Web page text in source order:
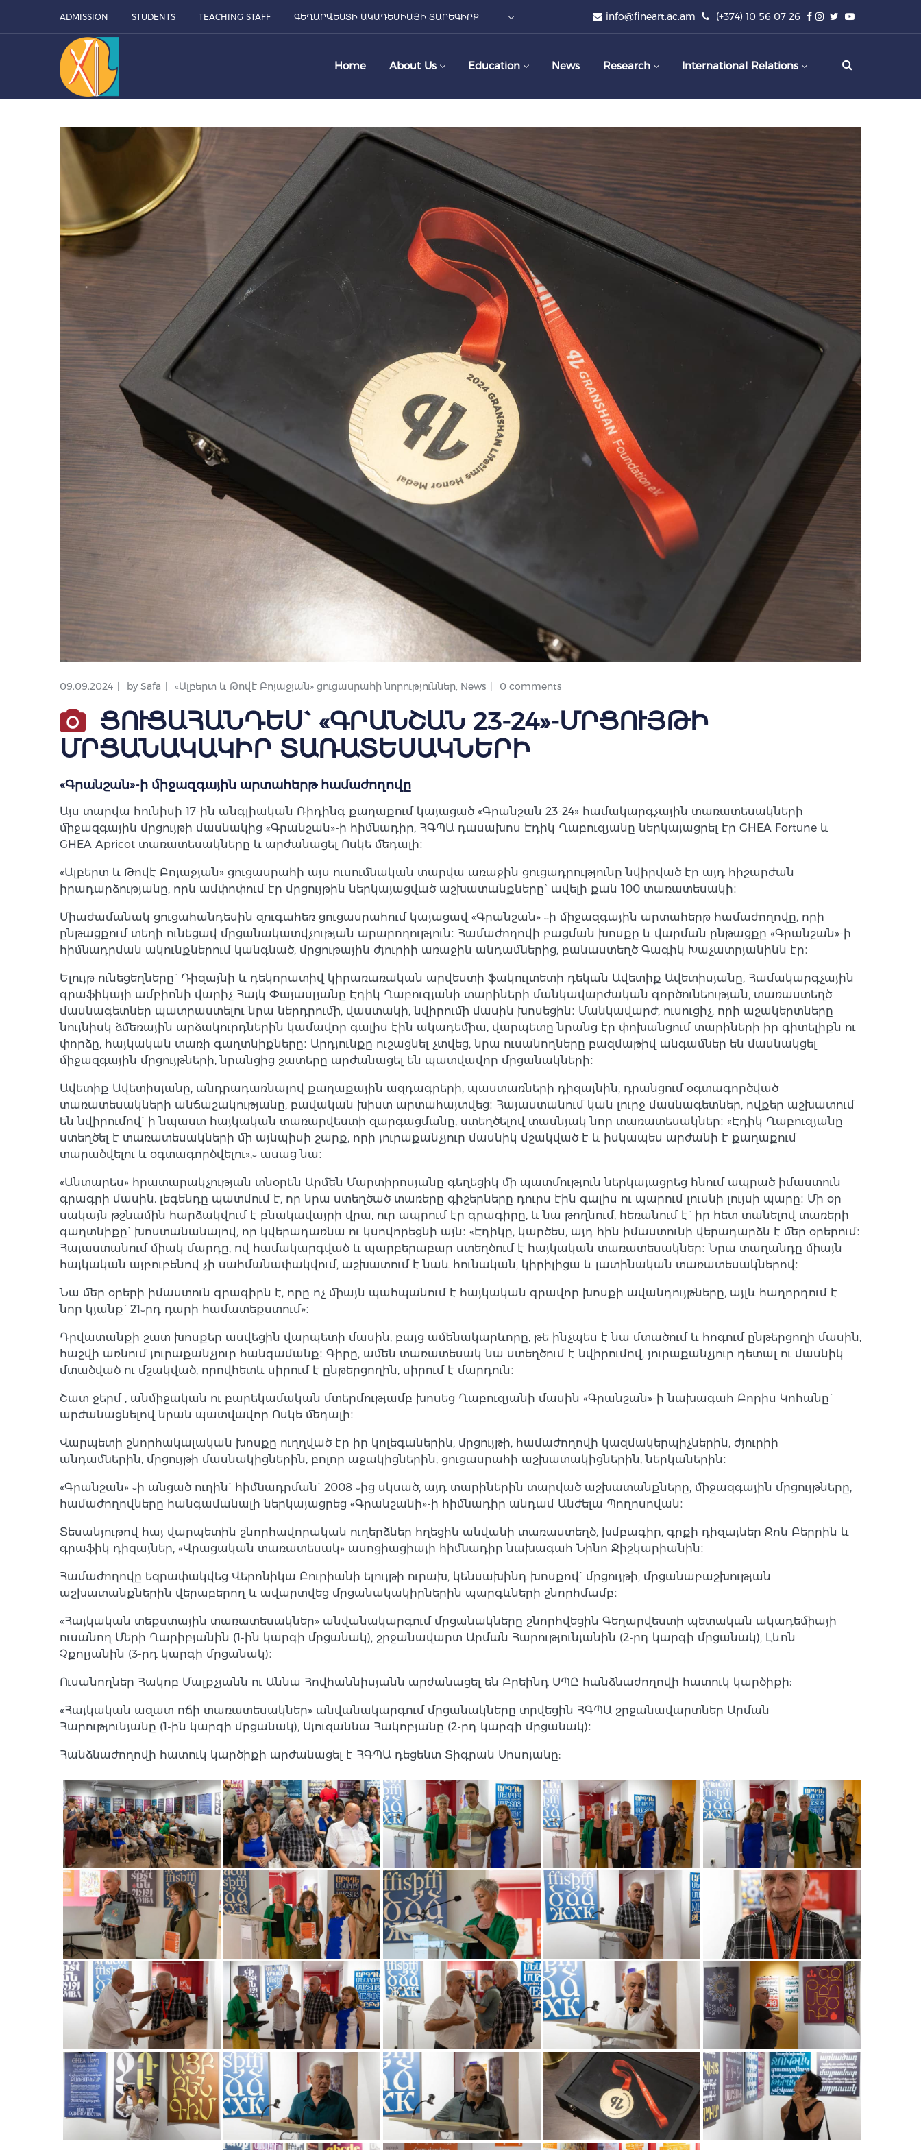
ADMISSION STUDENTS TEACHING STAFF ԳԵՂԱՐՎԵՍՏԻ ԱԿԱԴԵՄԻԱՅԻ ՏԱՐԵԳԻՐՔ info@fineart.ac.am (+374) 10 56 07 26
Home About Us Education News Research International Relations
09.09.2024 by Safa «Ալբերտ և Թովէ Բոյաջյան» ցուցասրահի նորություններ, News 0 comments
ՑՈՒՑԱՀԱՆԴԵՍ` «ԳՐԱՆՇԱՆ 23-24»-ՄՐՑՈՒՅԹԻ
ՄՐՑԱՆԱԿԱԿԻՐ ՏԱՌԱՏԵՍԱԿՆԵՐԻ
«Գրանշան»-ի միջազգային արտահերթ համաժողովը
Այս տարվա հունիսի 17-ին անգլիական Ռիդինգ քաղաքում կայացած «Գրանշան 23-24» համակարգչային տառատեսակների
միջազգային մրցույթի մասնակից «Գրանշան»-ի հիմնադիր, ՀԳՊԱ դասախոս Էդիկ Ղաբուզյանը ներկայացրել էր GHEA Fortune և
GHEA Apricot տառատեսակները և արժանացել Ոսկե մեդալի։
«Ալբերտ և Թովէ Բոյաջյան» ցուցասրահի այս ուսումնական տարվա առաջին ցուցադրությունը նվիրված էր այդ հիշարժան
իրադարձությանը, որն ամփոփում էր մրցույթին ներկայացված աշխատանքները` ավելի քան 100 տառատեսակի։
Միաժամանակ ցուցահանդեսին զուգահեռ ցուցասրահում կայացավ «Գրանշան» ֊ի միջազգային արտահերթ համաժողովը, որի
ընթացքում տեղի ունեցավ մրցանակատվչության արարողություն։ Համաժողովի բացման խոսքը և վարման ընթացքը «Գրանշան»-ի
հիմնադրման ակունքներում կանգնած, մրցութային ժյուրիի առաջին անդամներից, բանաստեղծ Գագիկ Խաչատրյանինն էր։
Ելույթ ունեցեղները` Դիզայնի և դեկորատիվ կիրառառական արվեստի ֆակուլտետի դեկան Ավետիք Ավետիսյանը, Համակարգչային
գրաֆիկայի ամբիոնի վարիչ Հայկ Փայասլյանը Էդիկ Ղաբուզյանի տարիների մանկավարժական գործունեության, տառաստեղծ
մասնագետներ պատրաստելու նրա ներդրումի, վաստակի, նվիրումի մասին խոսեցին։ Մանկավարժ, ուսուցիչ, որի աշակերտները
նույնիսկ ձմեռային արձակուրդներին կամավոր գալիս էին ակադեմիա, վարպետը նրանց էր փոխանցում տարիների իր գիտելիքն ու
փորձը, հայկական տառի գաղտնիքները։ Արդյունքը ուշացնել չտվեց, նրա ուսանողները բազմաթիվ անգամներ են մասնակցել
միջազգային մրցույթների, նրանցից շատերը արժանացել են պատվավոր մրցանակների։
Ավետիք Ավետիսյանը, անդրադառնալով քաղաքային ազդագրերի, պաստառների դիզայնին, դրանցում օգտագործված
տառատեսակների անճաշակությանը, բավական խիստ արտահայտվեց։ Հայաստանում կան լուրջ մասնագետներ, ովքեր աշխատում
են նվիրումով` ի նպաստ հայկական տառարվեստի զարգացմանը, ստեղծելով տասնյակ նոր տառատեսակներ։ «Էդիկ Ղաբուզյանը
ստեղծել է տառատեսակների մի այնպիսի շարք, որի յուրաքանչյուր մասնիկ մշակված է և իսկապես արժանի է քաղաքում
տարածվելու և օգտագործվելու»,֊ ասաց նա։
«Անտարես» հրատարակչության տնօրեն Արմեն Մարտիրոսյանը գեղեցիկ մի պատմություն ներկայացրեց հնում ապրած իմաստուն
գրագրի մասին. լեգենդը պատմում է, որ նրա ստեղծած տառերը գիշերները դուրս էին գալիս ու պարում լուսնի լույսի պարը։ Մի օր
սակայն թշնամին հարձակվում է բնակավայրի վրա, ուր ապրում էր գրագիրը, և նա թողնում, հեռանում է` իր հետ տանելով տառերի
գաղտնիքը` խոստանանալով, որ կվերադառնա ու կսովորեցնի այն։ «Էդիկը, կարծես, այդ հին իմաստունի վերադարձն է մեր օրերում։
Հայաստանում միակ մարդը, ով համակարգված և պարբերաբար ստեղծում է հայկական տառատեսակներ։ Նրա տաղանդը միայն
հայկական այբուբենով չի սահմանափակվում, աշխատում է նաև հունական, կիրիլիցա և լատինական տառատեսակներով։
Նա մեր օրերի իմաստուն գրագիրն է, որը ոչ միայն պահպանում է հայկական գրավոր խոսքի ավանդույթները, այլև հաղորդում է
նոր կյանք` 21֊րդ դարի համատեքստում»։
Դրվատանքի շատ խոսքեր ասվեցին վարպետի մասին, բայց ամենակարևորը, թե ինչպես է նա մտածում և հոգում ընթերցողի մասին,
հաշվի առնում յուրաքանչյուր հանգամանք։ Գիրը, ամեն տառատեսակ նա ստեղծում է նվիրումով, յուրաքանչյուր դետալ ու մասնիկ
մտածված ու մշակված, որովհետև սիրում է ընթերցողին, սիրում է մարդուն։
Շատ ջերմ , անմիջական ու բարեկամական մտերմությամբ խոսեց Ղաբուզյանի մասին «Գրանշան»-ի նախագահ Բորիս Կոհանը`
արժանացնելով նրան պատվավոր Ոսկե մեդալի։
Վարպետի շնորհակալական խոսքը ուղղված էր իր կոլեգաներին, մրցույթի, համաժողովի կազմակերպիչներին, ժյուրիի
անդամներին, մրցույթի մասնակիցներին, բոլոր աջակիցներին, ցուցասրահի աշխատակիցներին, ներկաներին։
«Գրանշան» ֊ի անցած ուղին` հիմնադրման` 2008 ֊ից սկսած, այդ տարիներին տարված աշխատանքները, միջազգային մրցույթները,
համաժողովները հանգամանալի ներկայացրեց «Գրանշանի»-ի հիմնադիր անդամ Անժելա Պողոսովան։
Տեսանյութով հայ վարպետին շնորհավորական ուղերձներ հղեցին անվանի տառաստեղծ, խմբագիր, գրքի դիզայներ Ջոն Բերրին և
գրաֆիկ դիզայներ, «Վրացական տառատեսակ» ասոցիացիայի հիմնադիր նախագահ Նինո Ջիշկարիանին։
Համաժողովը եզրափակվեց Վերոնիկա Բուրիանի ելույթի ուրախ, կենսախինդ խոսքով` մրցույթի, մրցանաբաշխության
աշխատանքներին վերաբերող և ավարտվեց մրցանակակիրներին պարգևների շնորհմամբ։
«Հայկական տեքստային տառատեսակներ» անվանակարգում մրցանակները շնորհվեցին Գեղարվեստի պետական ակադեմիայի
ուսանող Մերի Ղարիբյանին (1-ին կարգի մրցանակ), շրջանավարտ Արման Հարությունյանին (2-րդ կարգի մրցանակ), Լևոն
Չքոլյանին (3-րդ կարգի մրցանակ)։
Ուսանողներ Հակոբ Մալքչյանն ու Աննա Հովհաննիսյանն արժանացել են Բրեինդ ՍՊԸ հանձնաժողովի հատուկ կարծիքի:
«Հայկական ազատ ոճի տառատեսակներ» անվանակարգում մրցանակները տրվեցին ՀԳՊԱ շրջանավարտներ Արման
Հարությունյանը (1-ին կարգի մրցանակ), Սյուզաննա Հակոբյանը (2-րդ կարգի մրցանակ)։
Հանձնաժողովի հատուկ կարծիքի արժանացել է ՀԳՊԱ դեցենտ Տիգրան Սոսոյանը: